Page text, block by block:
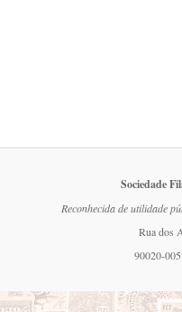
Sociedade
Reconhecida de utilidade
Rua dos
90020-